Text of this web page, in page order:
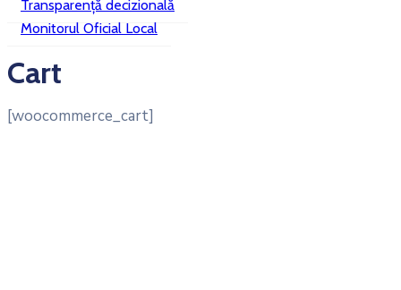
Transparență decizională
Monitorul Oficial Local
Cart
[woocommerce_cart]